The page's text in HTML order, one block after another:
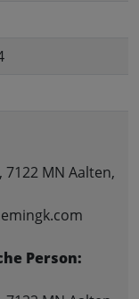
MN Aalten,
Person: